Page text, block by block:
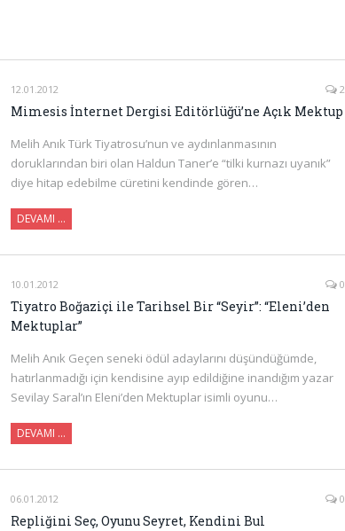
12.01.2012 2
Mimesis İnternet Dergisi Editörlüğü’ne Açık Mektup
Melih Anık Türk Tiyatrosu’nun ve aydınlanmasının
doruklarından biri olan Haldun Taner’e “tilki kurnazı uyanık”
diye hitap edebilme cüretini kendinde gören…
DEVAMI …
10.01.2012 0
Tiyatro Boğaziçi ile Tarihsel Bir “Seyir”: “Eleni’den
Mektuplar”
Melih Anık Geçen seneki ödül adaylarını düşündüğümde,
hatırlanmadığı için kendisine ayıp edildiğine inandığım yazar
Sevilay Saral’ın Eleni’den Mektuplar isimli oyunu…
DEVAMI …
06.01.2012 0
Repliğini Seç, Oyunu Seyret, Kendini Bul